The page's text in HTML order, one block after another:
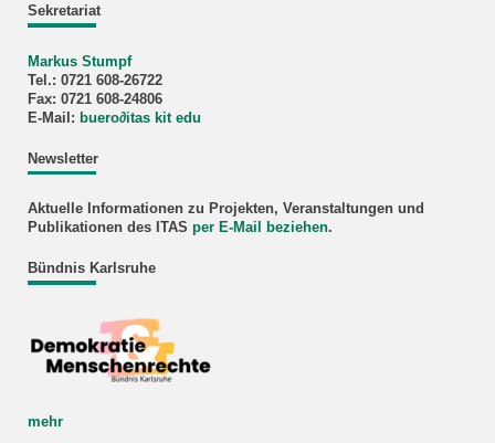
Sekretariat
Markus Stumpf
Tel.: 0721 608-26722
Fax: 0721 608-24806
E-Mail: buero∂itas kit edu
Newsletter
Aktuelle Informationen zu Projekten, Veranstaltungen und
Publikationen des ITAS per E-Mail beziehen.
Bündnis Karlsruhe
mehr